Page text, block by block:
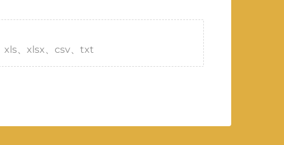
、xlsx、csv、txt